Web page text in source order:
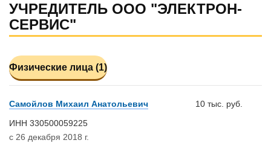
УЧРЕДИТЕЛЬ ООО "ЭЛЕКТРОН-
СЕРВИС"
Физические лица (1)
Самойлов Михаил Анатольевич
ИНН 330500059225
с 26 декабря 2018 г.
10 тыс. руб.